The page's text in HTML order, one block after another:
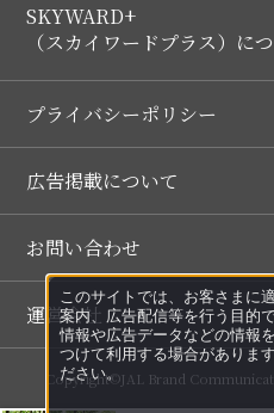
SKYWARD+
（スカイワードプラス）に
プライバシーポリシー
広告掲載について
お問い合わせ
運営会社
Copyright©JAL Brand
このサイトでは、お客さまに
案内、広告配信等を行う目的
情報や広告データなどの情報
つけて利用する場合がありま
ださい。